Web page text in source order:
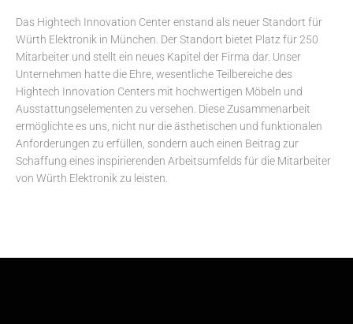
Das Hightech Innovation Center enstand als neuer Standort für
Würth Elektronik in München. Der Standort bietet Platz für 250
Mitarbeiter und stellt ein neues Kapitel der Firma dar. Unser
Unternehmen hatte die Ehre, wesentliche Teilbereiche des
Hightech Innovation Centers mit hochwertigen Möbeln und
Ausstattungselementen zu versehen. Diese Zusammenarbeit
ermöglichte es uns, nicht nur die ästhetischen und funktionalen
Anforderungen zu erfüllen, sondern auch einen Beitrag zur
Schaffung eines inspirierenden Arbeitsumfelds für die Mitarbeiter
von Würth Elektronik zu leisten.